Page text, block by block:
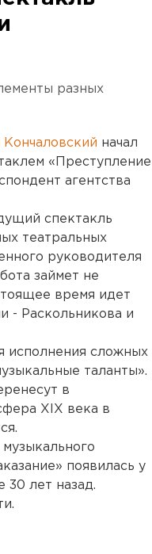
разных
начал
«Преступление
агентства
спектакль
театральных
руководителя
займет не
время идет
- Раскольникова и
исполнения сложных
таланты».
в
XIX века в
появилась у
30 лет назад.